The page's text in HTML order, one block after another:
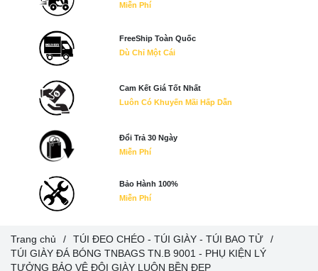
Trang chủ / TÚI ĐEO CHÉO - TÚI GIÀY - TÚI BAO TỬ
/
TÚI GIÀY ĐÁ BÓNG TNBAGS TN.B 9001 - PHỤ KIỆN LÝ
TƯỞNG BẢO VỆ ĐÔI GIÀY LUÔN BỀN ĐẸP
Miễn Phí
FreeShip Toàn Quốc
Dù Chỉ Một Cái
Cam Kết Giá Tốt Nhất
Luôn Có Khuyến Mãi Hấp Dẫn
Đổi Trả 30 Ngày
Miễn Phí
Bảo Hành 100%
Miễn Phí